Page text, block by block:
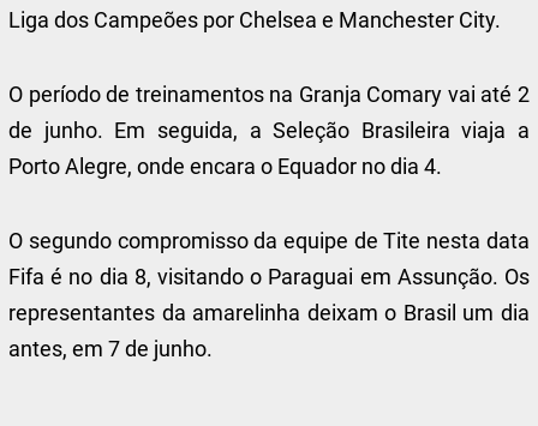
Liga dos Campeões por Chelsea e Manchester City.
O período de treinamentos na Granja Comary vai até 2
de junho. Em seguida, a Seleção Brasileira viaja a
Porto Alegre, onde encara o Equador no dia 4.
O segundo compromisso da equipe de Tite nesta data
Fifa é no dia 8, visitando o Paraguai em Assunção. Os
representantes da amarelinha deixam o Brasil um dia
antes, em 7 de junho.